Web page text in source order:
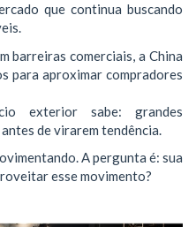
que continua buscando
barreiras comerciais, a China
para aproximar compradores
exterior sabe: grandes
de virarem tendência.
A pergunta é: sua
esse movimento?